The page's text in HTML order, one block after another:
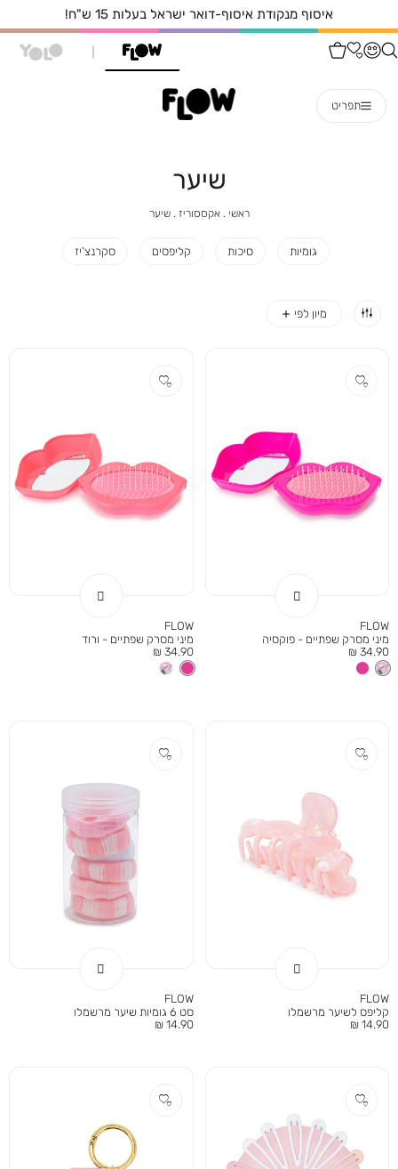
איסוף מנקודת איסוף-דואר ישראל בעלות 15 ש"ח!
תפריט
שיער
ראשי ראשי
אקססוריז אקססוריז
שיערשיער
גומיות סיכות קליפסים סקרנצ'יז
FLOW
מיני מסרק שפתיים - פוקסיה
מחיר
מוצר
34.90 ₪
FLOW
מיני מסרק שפתיים - ורוד
מחיר
מוצר
34.90 ₪
FLOW
קליפס לשיער מרשמלו
מחיר
14.90 ₪
FLOW
סט 6 גומיות שיער מרשמלו
מחיר
14.90 ₪